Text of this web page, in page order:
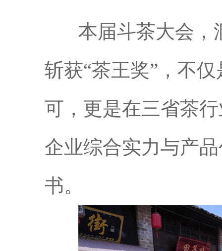
本届斗茶大会，
斩获“茶王奖”，不
可，更是在三省茶
企业综合实力与产
书。